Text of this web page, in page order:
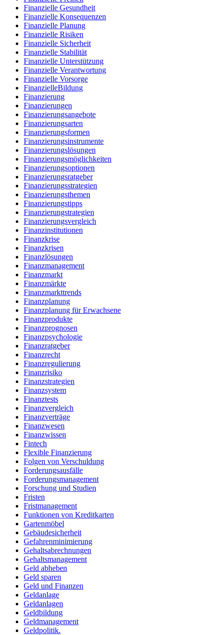
Finanzielle Gesundheit
Finanzielle Konsequenzen
Finanzielle Planung
Finanzielle Risiken
Finanzielle Sicherheit
Finanzielle Stabilität
Finanzielle Unterstützung
Finanzielle Verantwortung
Finanzielle Vorsorge
FinanzielleBildung
Finanzierung
Finanzierungen
Finanzierungsangebote
Finanzierungsarten
Finanzierungsformen
Finanzierungsinstrumente
Finanzierungslösungen
Finanzierungsmöglichkeiten
Finanzierungsoptionen
Finanzierungsratgeber
Finanzierungsstrategien
Finanzierungsthemen
Finanzierungstipps
Finanzierungstrategien
Finanzierungsvergleich
Finanzinstitutionen
Finanzkrise
Finanzkrisen
Finanzlösungen
Finanzmanagement
Finanzmarkt
Finanzmärkte
Finanzmarkttrends
Finanzplanung
Finanzplanung für Erwachsene
Finanzprodukte
Finanzprognosen
Finanzpsychologie
Finanzratgeber
Finanzrecht
Finanzregulierung
Finanzrisiko
Finanzstrategien
Finanzsystem
Finanztests
Finanzvergleich
Finanzverträge
Finanzwesen
Finanzwissen
Fintech
Flexible Finanzierung
Folgen von Verschuldung
Forderungsausfälle
Forderungsmanagement
Forschung und Studien
Fristen
Fristmanagement
Funktionen von Kreditkarten
Gartenmöbel
Gebäudesicherheit
Gefahrenminimierung
Gehaltsabrechnungen
Gehaltsmanagement
Geld abheben
Geld sparen
Geld und Finanzen
Geldanlage
Geldanlagen
Geldbildung
Geldmanagement
Geldpolitik.